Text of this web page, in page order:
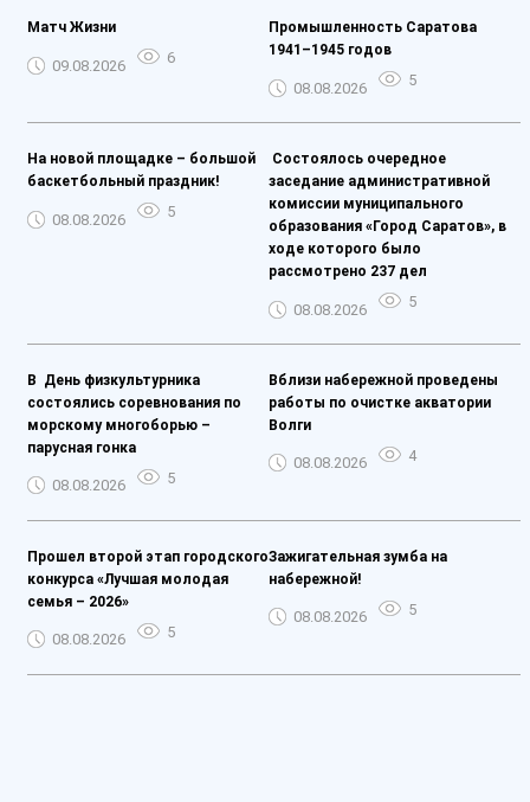
Матч Жизни️
09.08.2026 6
Промышленность Саратова
1941–1945 годов
08.08.2026 5
На новой площадке – большой
баскетбольный праздник!
08.08.2026 5
️ Состоялось очередное
заседание административной
комиссии муниципального
образования «Город Саратов», в
ходе которого было
рассмотрено 237 дел
08.08.2026 5
️В День физкультурника
состоялись соревнования по
морскому многоборью –
парусная гонка
08.08.2026 5
Вблизи набережной проведены
работы по очистке акватории
Волги
08.08.2026 4
Прошел второй этап городского
конкурса «Лучшая молодая
семья – 2026»
08.08.2026 5
Зажигательная зумба на
набережной!
08.08.2026 5